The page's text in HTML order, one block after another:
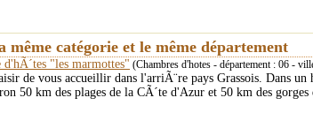
même catégorie et le même département
"les marmottes" (Chambres d'hotes - département : 06 -
de vous accueillir dans l'arriÃ¨re pays Grassois. Dans
50 km des plages de la CÃ´te d'Azur et 50 km des